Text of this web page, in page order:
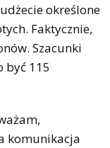
określone
Faktycznie,
Szacunki
być 115
komunikacja